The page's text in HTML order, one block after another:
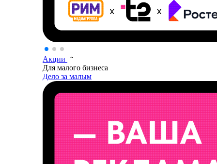
Акции
Для малого бизнеса
Дело за малым